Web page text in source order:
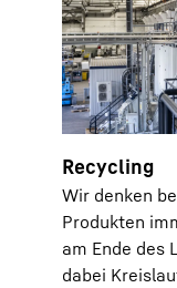
Recycling
Wir denken
Produkten
am Ende des
dabei